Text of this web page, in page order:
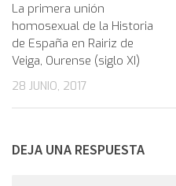
La primera unión
homosexual de la Historia
de España en Rairiz de
Veiga, Ourense (siglo XI)
28 JUNIO, 2017
DEJA UNA RESPUESTA